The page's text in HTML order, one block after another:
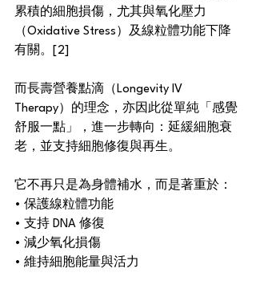
累積的細胞損傷，尤其與氧化壓力
（Oxidative Stress）及線粒體功能下降
有關。[2]
而長壽營養點滴（Longevity IV
Therapy）的理念，亦因此從單純「感覺
舒服一點」，進一步轉向：延緩細胞衰
老，並支持細胞修復與再生。
它不再只是為身體補水，而是著重於：
• 保護線粒體功能
• 支持 DNA 修復
• 減少氧化損傷
• 維持細胞能量與活力